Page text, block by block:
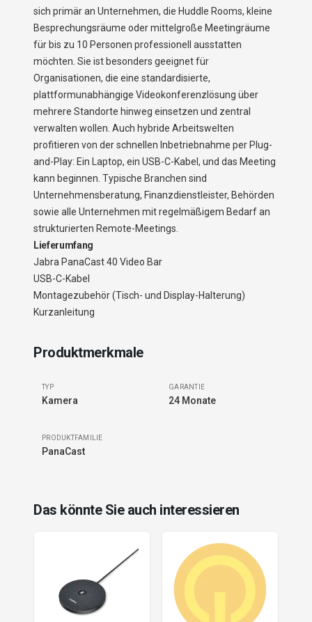
sich primär an Unternehmen, die Huddle Rooms, kleine
Besprechungsräume oder mittelgroße Meetingräume
für bis zu 10 Personen professionell ausstatten
möchten. Sie ist besonders geeignet für
Organisationen, die eine standardisierte,
plattformunabhängige Videokonferenzlösung über
mehrere Standorte hinweg einsetzen und zentral
verwalten wollen. Auch hybride Arbeitswelten
profitieren von der schnellen Inbetriebnahme per Plug-
and-Play: Ein Laptop, ein USB-C-Kabel, und das Meeting
kann beginnen. Typische Branchen sind
Unternehmensberatung, Finanzdienstleister, Behörden
sowie alle Unternehmen mit regelmäßigem Bedarf an
strukturierten Remote-Meetings.
Lieferumfang
Jabra PanaCast 40 Video Bar
USB-C-Kabel
Montagezubehör (Tisch- und Display-Halterung)
Kurzanleitung
Produktmerkmale
TYP
Kamera
GARANTIE
24 Monate
PRODUKTFAMILIE
PanaCast
Das könnte Sie auch interessieren